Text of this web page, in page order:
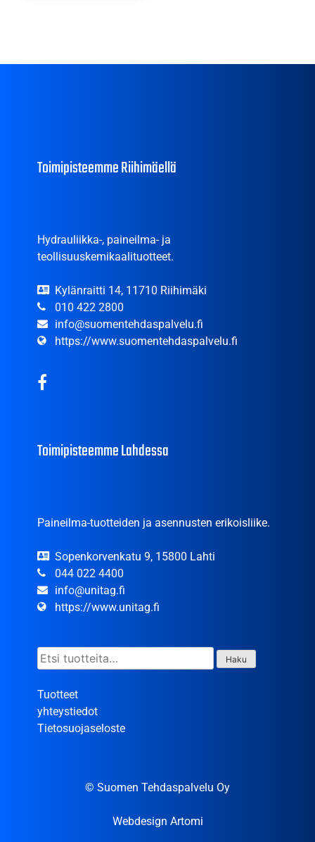
Toimipisteemme Riihimäellä
Hydrauliikka-, paineilma- ja
teollisuuskemikaalituotteet.
Kylänraitti 14, 11710 Riihimäki
010 422 2800
info@suomentehdaspalvelu.fi
https://www.suomentehdaspalvelu.fi
Toimipisteemme Lahdessa
Paineilma-tuotteiden ja asennusten erikoisliike.
Sopenkorvenkatu 9, 15800 Lahti
044 022 4400
info@unitag.fi
https://www.unitag.fi
Etsi: Haku
Tuotteet
yhteystiedot
Tietosuojaseloste
© Suomen Tehdaspalvelu Oy
Webdesign Artomi